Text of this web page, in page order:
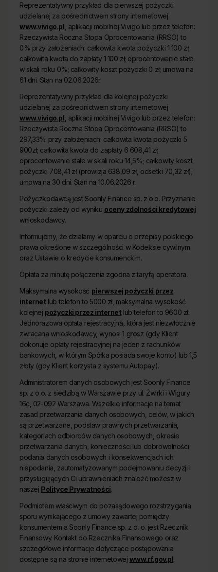
Reprezentatywny przykład dla pierwszej pożyczki
udzielanej za pośrednictwem strony internetowej
www.vivigo.pl , aplikacji mobilnej Vivigo lub przez telefon:
Rzeczywista Roczna Stopa Oprocentowania (RRSO) to
0% przy założeniach: całkowita kwota pożyczki 1 100 zł;
całkowita kwota do zapłaty 1 100 zł; oprocentowanie stałe
w skali roku 0%; całkowity koszt pożyczki 0 zł; umowa na
61 dni. Stan na 02.06.2026r.
Reprezentatywny przykład dla kolejnej pożyczki
udzielanej za pośrednictwem strony internetowej
www.vivigo.pl , aplikacji mobilnej Vivigo lub przez telefon:
Rzeczywista Roczna Stopa Oprocentowania (RRSO) to
297,33% przy założeniach: całkowita kwota pożyczki 5
900zł; całkowita kwota do zapłaty 6 608,41 zł;
oprocentowanie stałe w skali roku 14,5%; całkowity koszt
pożyczki 708,41 zł (prowizja 638,09 zł, odsetki 70,32 zł);
umowa na 30 dni. Stan na 10.06.2026 r.
Pożyczkodawcą jest Soonly Finance sp. z o.o. Przyznanie
pożyczki zależy od wyniku oceny zdolności kredytowej
wnioskodawcy.
Informujemy, że działamy w oparciu o przepisy polskiego
prawa określone w szczególności w Kodeksie cywilnym
oraz Ustawie o kredycie konsumenckim.
Opłata za minutę połączenia zgodna z taryfą operatora.
Maksymalna wysokość pierwszej pożyczki przez
internetlub telefon to 5000 zł, maksymalna wysokość
kolejnej pożyczki przez internetlub telefon to 9600 zł.
Jednorazowa opłata rejestracyjna, która jest niezwłocznie
zwracana wnioskodawcy, wynosi 1 grosz (gdy Klient
dokonuje opłaty rejestracyjnej na jeden z rachunków
bankowych, w którym Spółka posiada swoje konto) lub 1,5
złoty (gdy Klient korzysta z systemu Autopay).
Administratorem danych osobowych jest Soonly Finance
sp. z o.o. z siedzibą w Warszawie przy ul. Żwirki i Wigury
16c, 02-092 Warszawa. Wszelkie informacje na temat
zasad przetwarzania danych osobowych, celów, w jakich
są przetwarzane, podstaw prawnych przetwarzania,
kategoriach odbiorców danych osobowych, okresie
przetwarzania danych, konieczności lub dobrowolności
podania danych osobowych i konsekwencjach ich
niepodania, zautomatyzowanym podejmowaniu decyzji i
przysługujących Ci uprawnieniach znaleźć możesz w
naszej Polityce Prywatności.
Podmiotem właściwym do pozasądowego rozstrzygania
sporu wynikającego z umowy zawartej pomiędzy
konsumentem a Soonly Finance sp. z o. o. jest Rzecznik
Finansowy. Kontakt do Rzecznika Finansowego oraz
szczegółowe informacje dotyczące postępowania
dostępne są na stronie internetowej www.rf.gov.pl.